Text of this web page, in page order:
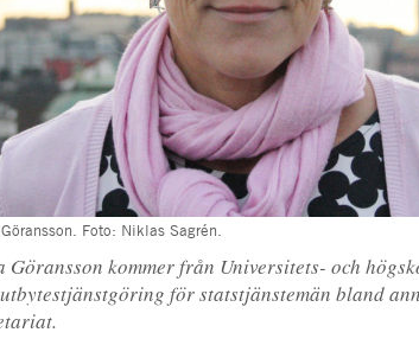
Foto: Niklas Sagrén.
Göransson kommer från Universitets- och
för statstjänstemän bland